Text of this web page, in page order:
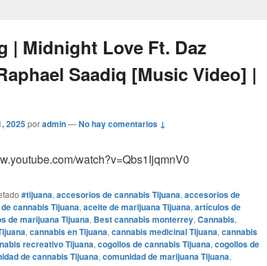
| Midnight Love Ft. Daz
Saadiq [Music Video] |
2025poradmin—No hay comentarios ↓
watch?v=Qbs1IjqmnV0
#tijuana, accesorios de cannabis Tijuana, accesorios de
cannabis Tijuana, aceite de marijuana Tijuana, artículos de
de marijuana Tijuana, Best cannabis monterrey, Cannabis,
, cannabis en Tijuana, cannabis medicinal Tijuana, cannabis
recreativo Tijuana, cogollos de cannabis Tijuana, cogollos de
de cannabis Tijuana, comunidad de marijuana Tijuana,